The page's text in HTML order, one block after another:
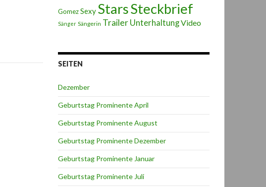
GomezSexy StarsSteckbrief
Sänger Sängerin Trailer UnterhaltungVideo
SEITEN
Dezember
Geburtstag Prominente April
Geburtstag Prominente August
Geburtstag Prominente Dezember
Geburtstag Prominente Januar
Geburtstag Prominente Juli